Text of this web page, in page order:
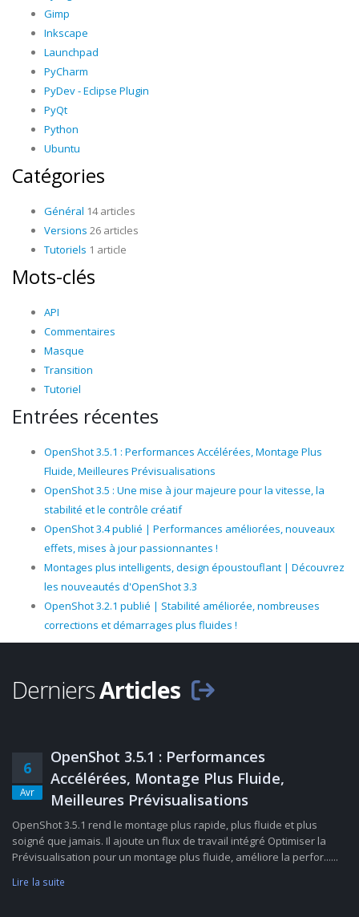
Gimp
Inkscape
Launchpad
PyCharm
PyDev - Eclipse Plugin
PyQt
Python
Ubuntu
Catégories
Général 14 articles
Versions 26 articles
Tutoriels 1 article
Mots-clés
API
Commentaires
Masque
Transition
Tutoriel
Entrées récentes
OpenShot 3.5.1 : Performances Accélérées, Montage Plus
Fluide, Meilleures Prévisualisations
OpenShot 3.5 : Une mise à jour majeure pour la vitesse, la
stabilité et le contrôle créatif
OpenShot 3.4 publié | Performances améliorées, nouveaux
effets, mises à jour passionnantes !
Montages plus intelligents, design époustouflant | Découvrez
les nouveautés d'OpenShot 3.3
OpenShot 3.2.1 publié | Stabilité améliorée, nombreuses
corrections et démarrages plus fluides !
DerniersArticles
6
Avr
OpenShot 3.5.1 : Performances
Accélérées, Montage Plus Fluide,
Meilleures Prévisualisations
OpenShot 3.5.1 rend le montage plus rapide, plus fluide et plus
soigné que jamais. Il ajoute un flux de travail intégré Optimiser la
Prévisualisation pour un montage plus fluide, améliore la perfor......
Lire la suite